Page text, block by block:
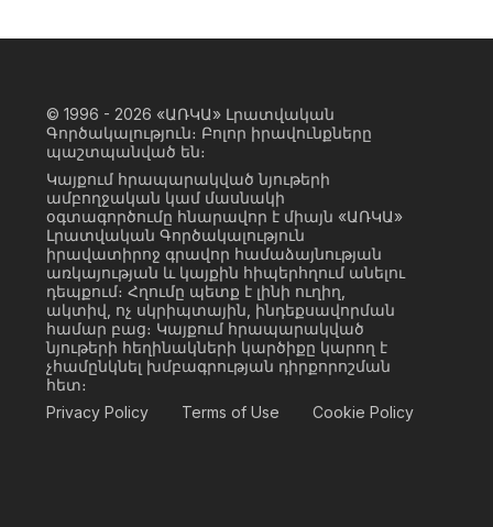
© 1996 - 2026 «ԱՌԿԱ» Լրատվական
Գործակալություն։ Բոլոր իրավունքները
պաշտպանված են։
Կայքում հրապարակված նյութերի
ամբողջական կամ մասնակի
օգտագործումը հնարավոր է միայն «ԱՌԿԱ»
Լրատվական Գործակալություն
իրավատիրոջ գրավոր համաձայնության
առկայության և կայքին հիպերհղում անելու
դեպքում։ Հղումը պետք է լինի ուղիղ,
ակտիվ, ոչ սկրիպտային, ինդեքսավորման
համար բաց։ Կայքում հրապարակված
նյութերի հեղինակների կարծիքը կարող է
չհամընկնել խմբագրության դիրքորոշման
հետ։
Privacy Policy
Terms of Use Cookie Policy